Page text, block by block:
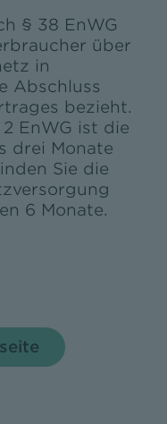
§ 38 EnWG
über
in
Abschluss
bezieht.
EnWG ist die
drei Monate
Sie die
6 Monate.